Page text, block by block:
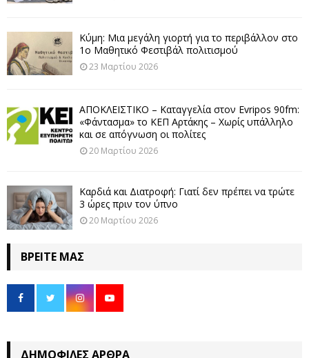
Κύμη: Μια μεγάλη γιορτή για το περιβάλλον στο
1ο Μαθητικό Φεστιβάλ πολιτισμού
23 Μαρτίου 2026
ΑΠΟΚΛΕΙΣΤΙΚΟ – Καταγγελία στον Evripos 90fm:
«Φάντασμα» το ΚΕΠ Αρτάκης – Χωρίς υπάλληλο
και σε απόγνωση οι πολίτες
20 Μαρτίου 2026
Καρδιά και Διατροφή: Γιατί δεν πρέπει να τρώτε
3 ώρες πριν τον ύπνο
20 Μαρτίου 2026
ΒΡΕΊΤΕ ΜΑΣ
ΔΗΜΟΦΙΛΈΣ ΆΡΘΡΑ